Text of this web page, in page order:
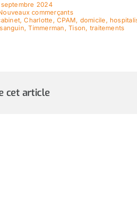
2024
commerçants
,Charlotte,CPAM, domicile,
sanguin,Timmerman,Tison, traitements
cet article